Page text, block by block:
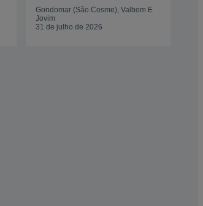
Gondomar (São Cosme), Valbom E
Jovim
31 de julho de 2026